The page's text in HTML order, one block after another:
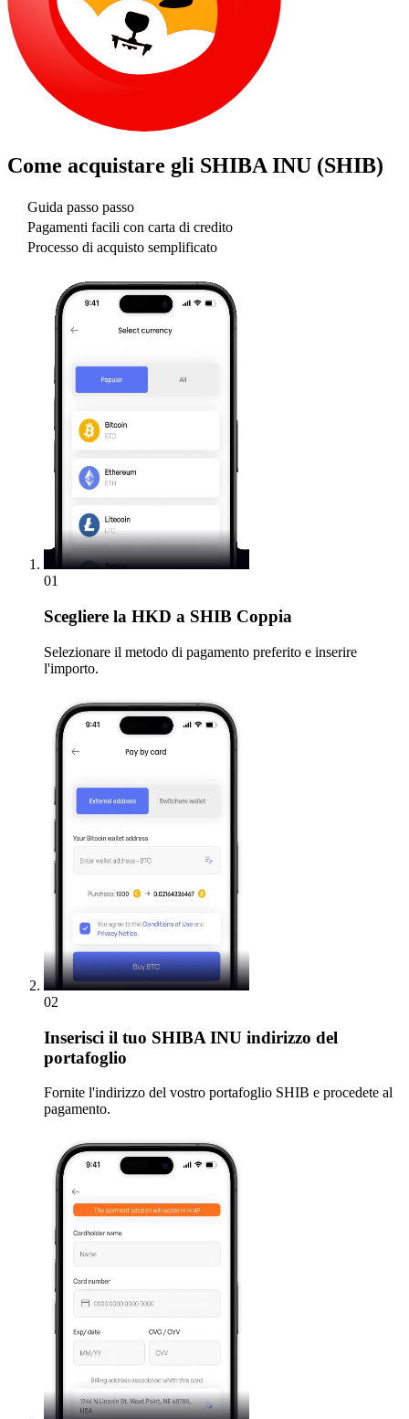
Come acquistare gli SHIBA INU (SHIB)
Guida passo passo
Pagamenti facili con carta di credito
Processo di acquisto semplificato
01
Scegliere la HKD a SHIB Coppia
Selezionare il metodo di pagamento preferito e inserire
l'importo.
02
Inserisci il tuo SHIBA INU indirizzo del
portafoglio
Fornite l'indirizzo del vostro portafoglio SHIB e procedete al
pagamento.